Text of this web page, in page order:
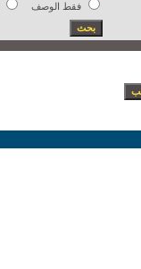
فقط الوصف